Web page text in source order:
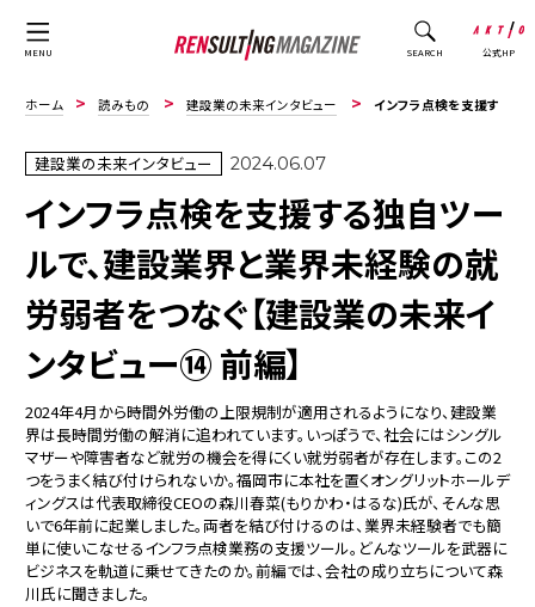
MENU SEARCH 公式HP
ホーム 読みもの 建設業の未来インタビュー インフラ点検を支援する独自ツールで、建設業界と業界未経験の就労弱者をつなぐ【建設業の未来インタ...
建設業の未来インタビュー 2024.06.07
インフラ点検を支援する独自ツー
ルで、建設業界と業界未経験の就
労弱者をつなぐ【建設業の未来イ
ンタビュー⑭ 前編】
2024年4月から時間外労働の上限規制が適用されるようになり、建設業
界は長時間労働の解消に追われています。いっぽうで、社会にはシングル
マザーや障害者など就労の機会を得にくい就労弱者が存在します。この2
つをうまく結び付けられないか――。福岡市に本社を置くオングリットホールデ
ィングスは代表取締役CEOの森川春菜(もりかわ・はるな)氏が、そんな思
いで6年前に起業しました。両者を結び付けるのは、業界未経験者でも簡
単に使いこなせるインフラ点検業務の支援ツール。どんなツールを武器に
ビジネスを軌道に乗せてきたのか。前編では、会社の成り立ちについて森
川氏に聞きました。